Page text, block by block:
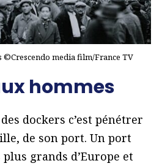
©Crescendo media film/France TV
hommes
dockers c’est pénétrer
de son port. Un port
grands d’Europe et